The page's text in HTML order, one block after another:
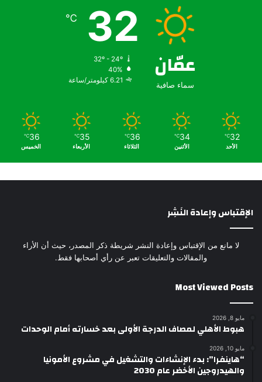
عمّان
سماء صافية
32
℃
32º - 24º
40%
6.21 كيلومتر/ساعة
32
℃
الأحد
34
℃
الأثنين
36
℃
الثلاثاء
35
℃
الأربعاء
36
℃
الخميس
الإقتباس وإعادة النَشِر
لا مانع من الإقتباس وإعادة النشر شريطة ذكر المصدر، حيث أن الأراء
والمقالات والتعليقات تعبر عن رأي أصحابها فقط.
Most Viewed Posts
مايو 8, 2026
هبوط الأهلي لمصاف الدرجة الأولى بعد خسارته أمام الوحدات
مايو 10, 2026
“هاينفرا”: بدء الإنشاءات والتشغيل في مشروع الأمونيا
والهيدروجين الأخضر عام 2030